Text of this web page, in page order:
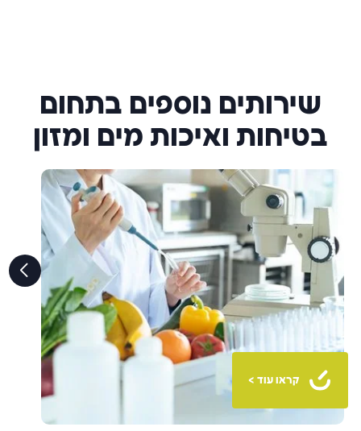
שירותים נוספים בתחום
בטיחות ואיכות מים ומזון
קראו עוד >